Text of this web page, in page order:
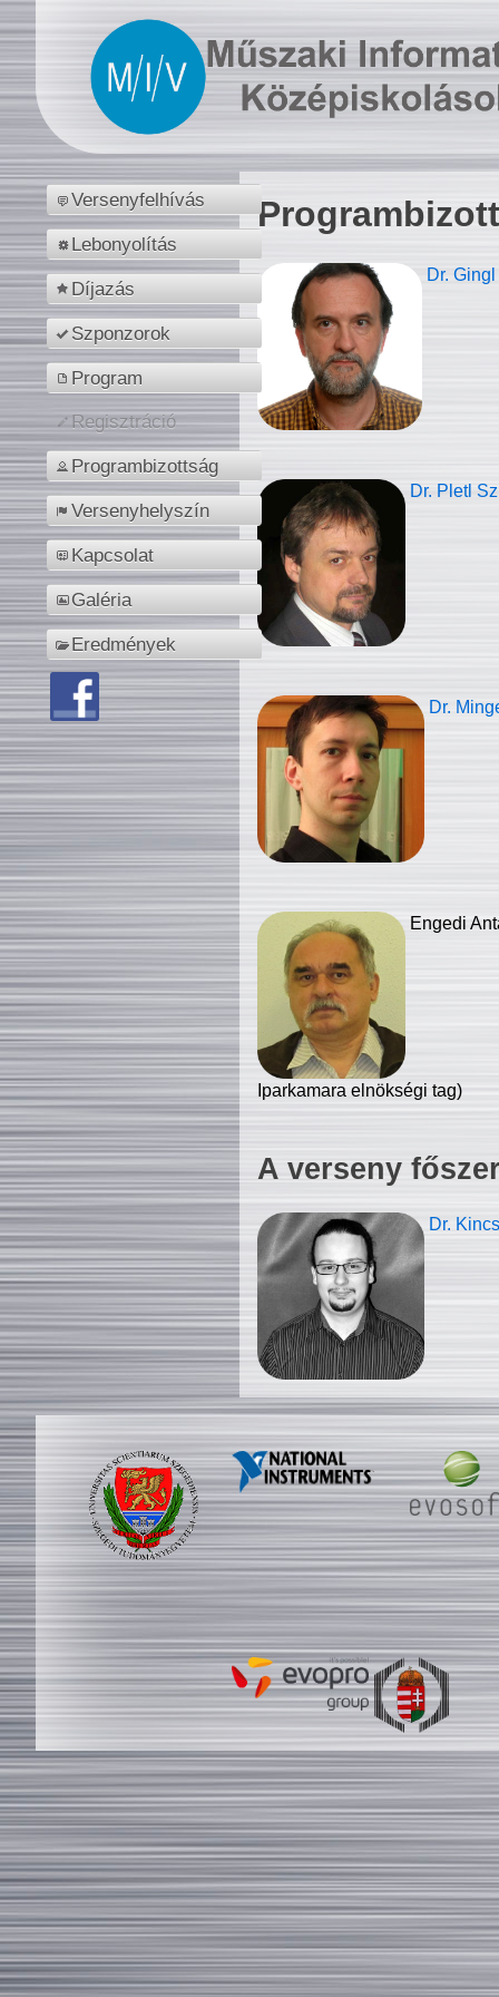
Versenyfelhívás
Lebonyolítás
Díjazás
Szponzorok
Program
Regisztráció
Programbizottság
Versenyhelyszín
Kapcsolat
Galéria
Eredmények
Dr.
Dr. Pletl
Dr.
Engedi
Iparkamara elnökségi tag)
A verseny
Dr.